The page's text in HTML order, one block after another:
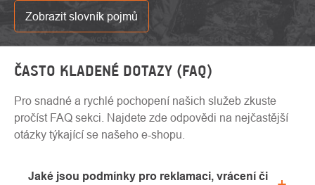
Zobrazit slovník pojmů
ČASTO KLADENÉ DOTAZY (FAQ)
Pro snadné a rychlé pochopení našich služeb zkuste
pročíst FAQ sekci. Najdete zde odpovědi na nejčastější
otázky týkající se našeho e-shopu.
Jaké jsou podmínky pro reklamaci, vrácení či